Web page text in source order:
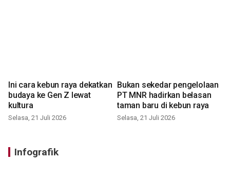
Ini cara kebun raya dekatkan
budaya ke Gen Z lewat
kultura
Selasa, 21 Juli 2026
Bukan sekedar pengelolaan
PT MNR hadirkan belasan
taman baru di kebun raya
Selasa, 21 Juli 2026
Infografik